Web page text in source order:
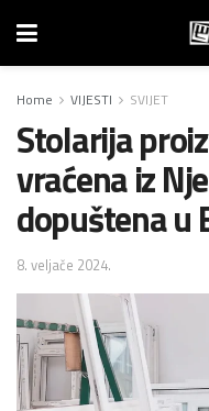
Home VIJESTI SVIJET
Stolarija
vraćena iz
dopuštena u
8. veljače 2024.